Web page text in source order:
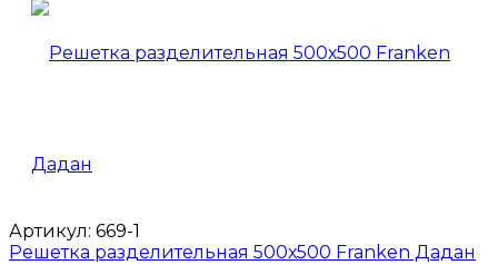
Артикул: 669-1
Решетка разделительная 500х500 Franken Дадан